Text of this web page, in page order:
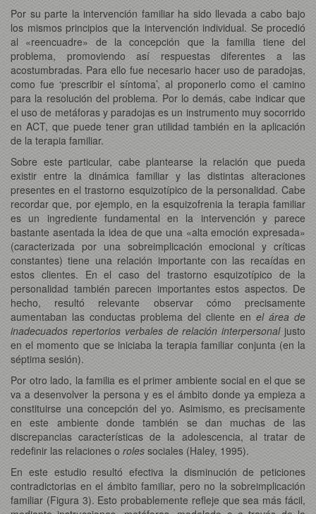
Por su parte la intervención familiar ha sido llevada a cabo bajo
los mismos principios que la intervención individual. Se procedió
al «reencuadre» de la concepción que la familia tiene del
problema, promoviendo así respuestas diferentes a las
acostumbradas. Para ello fue necesario hacer uso de paradojas,
como fue ‘prescribir el síntoma’, al proponerlo como el camino
para la resolución del problema. Por lo demás, cabe indicar que
el uso de metáforas y paradojas es un instrumento muy socorrido
en ACT, que puede tener gran utilidad también en la aplicación
de la terapia familiar.
Sobre este particular, cabe plantearse la relación que pueda
existir entre la dinámica familiar y las distintas alteraciones
presentes en el trastorno esquizotípico de la personalidad. Cabe
recordar que, por ejemplo, en la esquizofrenia la terapia familiar
es un ingrediente fundamental en la intervención y parece
bastante asentada la idea de que una «alta emoción expresada»
(caracterizada por una sobreimplicación emocional y críticas
constantes) tiene una relación importante con las recaídas en
estos clientes. En el caso del trastorno esquizotípico de la
personalidad también parecen importantes estos aspectos. De
hecho, resultó relevante observar cómo precisamente
aumentaban las conductas problema del cliente en el área de
inadecuados repertorios verbales de relación interpersonal justo
en el momento que se iniciaba la terapia familiar conjunta (en la
séptima sesión).
Por otro lado, la familia es el primer ambiente social en el que se
va a desenvolver la persona y es el ámbito donde ya empieza a
constituirse una concepción del yo. Asimismo, es precisamente
en este ambiente donde también se dan muchas de las
discrepancias características de la adolescencia, al tratar de
redefinir las relaciones o roles sociales (Haley, 1995).
En este estudio resultó efectiva la disminución de peticiones
contradictorias en el ámbito familiar, pero no la sobreimplicación
familiar (Figura 3). Esto probablemente refleje que sea más fácil,